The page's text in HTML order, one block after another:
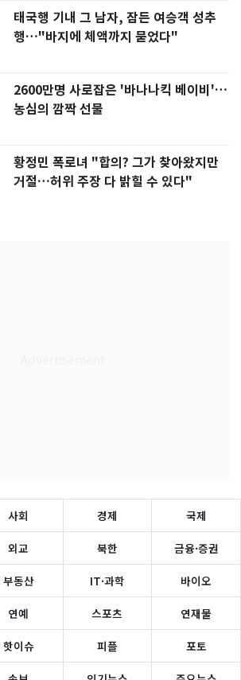
태국행 기내 그 남자, 잠든 여승객 성추
행…"바지에 체액까지 묻었다"
2600만명 사로잡은 '바나나킥 베이비'…
농심의 깜짝 선물
황정민 폭로녀 "합의? 그가 찾아왔지만
거절…허위 주장 다 밝힐 수 있다"
사회 경제 국제
외교 북한 금융·증권
부동산 IT·과학 바이오
연예 스포츠 연재물
핫이슈 피플 포토